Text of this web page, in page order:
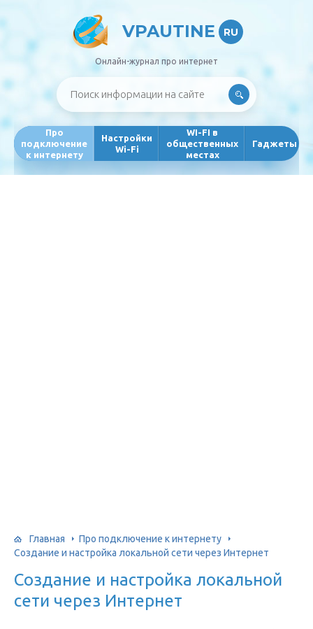
VPAUTINE RU
Онлайн-журнал про интернет
Про
подключение
к интернету
Настройки
Wi-Fi
WI-FI в
общественных
местах
Гаджеты
Главная
Про подключение к интернету
Создание и настройка локальной сети через Интернет
Создание и настройка локальной
сети через Интернет